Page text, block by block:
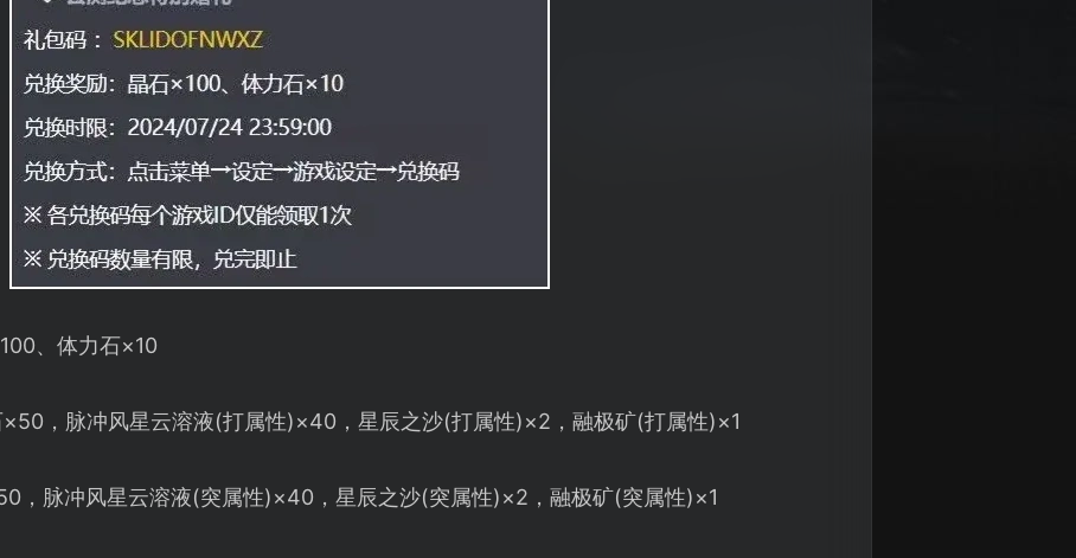
、体力石×10
×50，脉冲风星云溶液(打属性)×40，星辰之沙(打属性)×2，融极矿(打属性)×1
，脉冲风星云溶液(突属性)×40，星辰之沙(突属性)×2，融极矿(突属性)×1